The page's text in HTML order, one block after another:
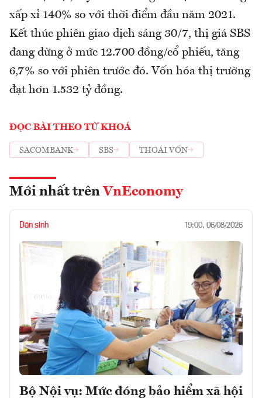
xấp xỉ 140% so với thời điểm đầu năm 2021.
Kết thúc phiên giao dịch sáng 30/7, thị giá SBS
đang dừng ở mức 12.700 đồng/cổ phiếu, tăng
6,7% so với phiên trước đó. Vốn hóa thị trường
đạt hơn 1.532 tỷ đồng.
ĐỌC BÀI THEO TỪ KHOÁ
SACOMBANK SBS THOÁI VỐN
Mới nhất trên VnEconomy
Dân sinh 19:00, 06/08/2026
Bộ Nội vụ: Mức đóng bảo hiểm xã hội